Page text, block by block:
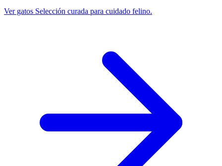
Ver gatos Selección curada para cuidado felino.